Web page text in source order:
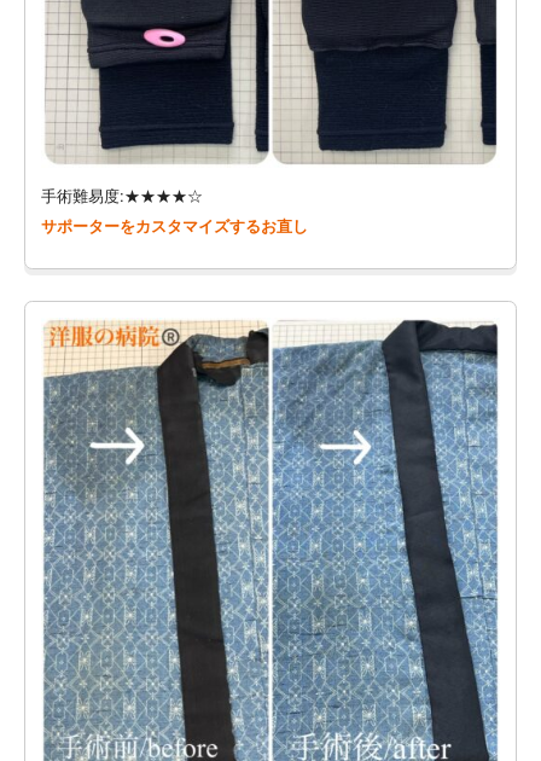
手術難易度:★★★★☆
サポーターをカスタマイズするお直し